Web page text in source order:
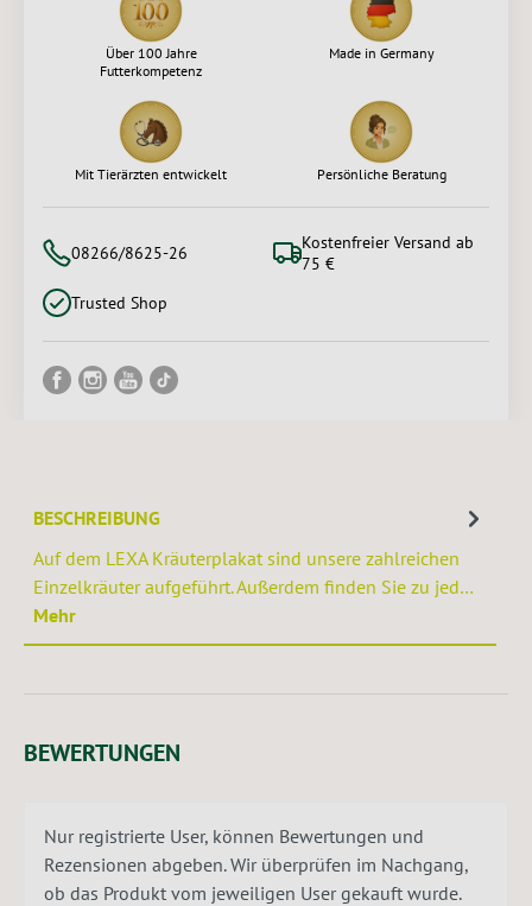
Über 100 Jahre
Futterkompetenz
Made in Germany
Mit Tierärzten entwickelt Persönliche Beratung
08266/8625-26
Kostenfreier Versand ab
75 €
Trusted Shop
BESCHREIBUNG
Auf dem LEXA Kräuterplakat sind unsere zahlreichen
Einzelkräuter aufgeführt. Außerdem finden Sie zu jed…
Mehr
BEWERTUNGEN
Nur registrierte User, können Bewertungen und
Rezensionen abgeben. Wir überprüfen im Nachgang,
ob das Produkt vom jeweiligen User gekauft wurde.